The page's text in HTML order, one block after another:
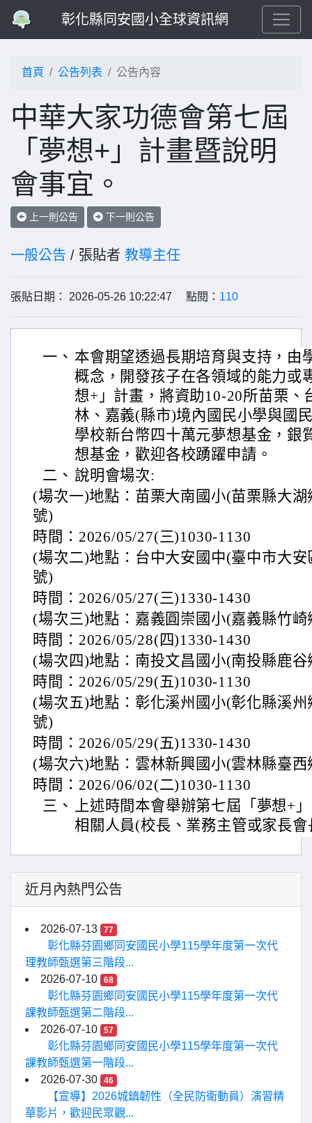
彰化縣同安國小全球資訊網
首頁 公告列表 公告內容
中華大家功德會第七屆
「夢想+」計畫暨說明
會事宜。
上一則公告 下一則公告
一般公告 / 張貼者 教導主任
張貼日期： 2026-05-26 10:22:47 點閱： 110
一、 本會期望透過長期培育與支持，由
概念，開發孩子在各領域的能力或
想+」計畫，將資助10-20所苗栗、
林、嘉義(縣市)境內國民小學與國
學校新台幣四十萬元夢想基金，銀
想基金，歡迎各校踴躍申請。
二、 說明會場次:
(場次一)地點：苗栗大南國小(苗栗縣大
號)
時間：2026/05/27(三)1030-1130
(場次二)地點：台中大安國中(臺中市大
號)
時間：2026/05/27(三)1330-1430
(場次三)地點：嘉義圓崇國小(嘉義縣竹
時間：2026/05/28(四)1330-1430
(場次四)地點：南投文昌國小(南投縣鹿
時間：2026/05/29(五)1030-1130
(場次五)地點：彰化溪州國小(彰化縣溪
號)
時間：2026/05/29(五)1330-1430
(場次六)地點：雲林新興國小(雲林縣臺
時間：2026/06/02(二)1030-1130
三、
上述時間本會舉辦第七屆「夢想+
相關人員(校長、業務主管或家長
近月內熱門公告
2026-07-13 77
彰化縣芬園鄉同安國民小學115學年度第一次代
理教師甄選第三階段...
2026-07-10
68
彰化縣芬園鄉同安國民小學115學年度第一次代
課教師甄選第二階段...
2026-07-10
57
彰化縣芬園鄉同安國民小學115學年度第一次代
課教師甄選第一階段...
2026-07-30
46
【宣導】2026城鎮韌性（全民防衛動員）演習精
華影片，歡迎民眾觀...